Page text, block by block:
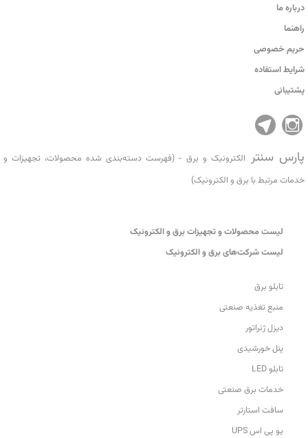
درباره ما
راهنما
حریم خصوصی
شرایط استفاده
پشتیبانی
پارس سنتر الکترونیک و برق - (فهرست دسته‌بندی شده محصولات، تجهیزات و
خدمات مرتبط با برق و الکترونیک)
ليست محصولات و تجهیزات برق و الکترونیک
ليست شرکت‌های برق و الکترونیک
تابلو برق
منبع تغذیه صنعتی
دیزل ژنراتور
پنل خورشیدی
تابلو LED
خدمات برق صنعتی
سافت استارتر
یو پی اس UPS